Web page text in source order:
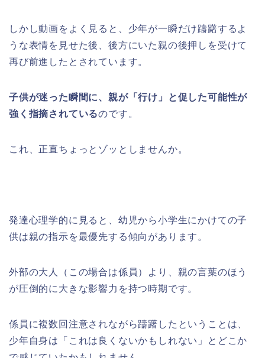
しかし動画をよく見ると、少年が一瞬だけ躊躇するよ
うな表情を見せた後、後方にいた親の後押しを受けて
再び前進したとされています。
子供が迷った瞬間に、親が「行け」と促した可能性が
強く指摘されているのです。
これ、正直ちょっとゾッとしませんか。
発達心理学的に見ると、幼児から小学生にかけての子
供は親の指示を最優先する傾向があります。
外部の大人（この場合は係員）より、親の言葉のほう
が圧倒的に大きな影響力を持つ時期です。
係員に複数回注意されながら躊躇したということは、
少年自身は「これは良くないかもしれない」とどこか